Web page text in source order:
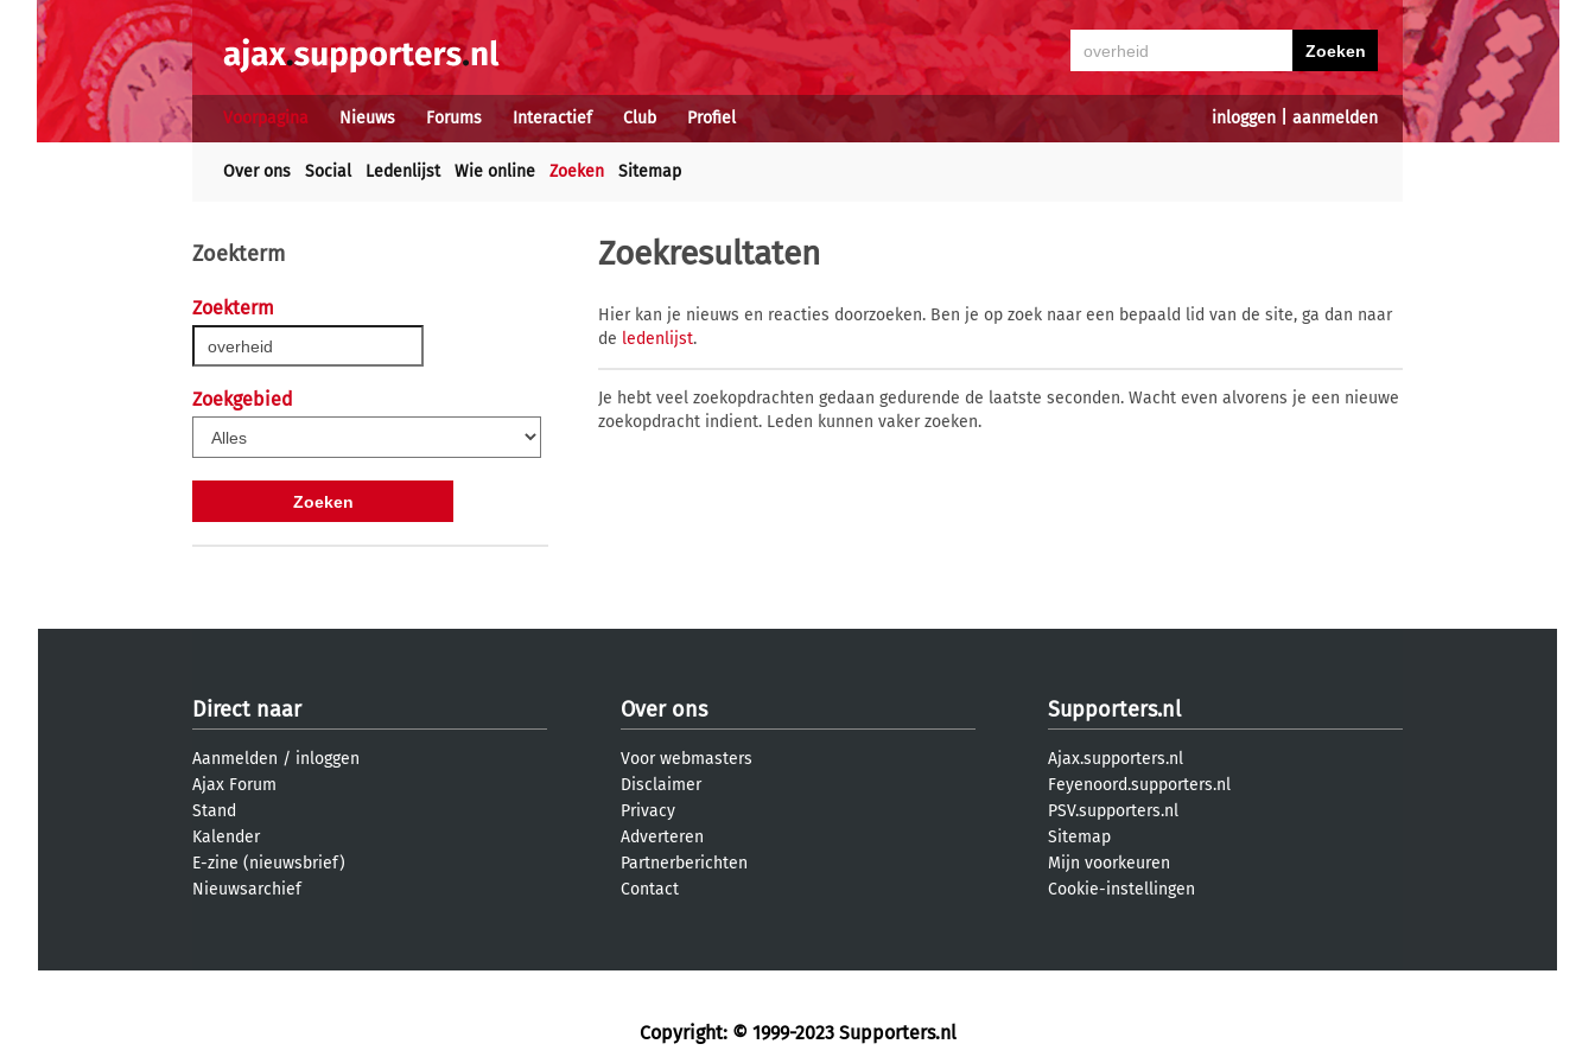
inloggen aanmelden
Voorpagina Nieuws Forums Interactief Club Profiel
Over ons Social Ledenlijst Wie online Zoeken Sitemap
Zoekterm
Zoekterm
Zoekgebied
Zoekresultaten
Hier kan je nieuws en reacties doorzoeken. Ben je op zoek naar een bepaald lid van de site, ga dan naar
de ledenlijst.
Je hebt veel zoekopdrachten gedaan gedurende de laatste seconden. Wacht even alvorens je een nieuwe
zoekopdracht indient. Leden kunnen vaker zoeken.
Direct naar
Aanmelden / inloggen
Ajax Forum
Stand
Kalender
E-zine (nieuwsbrief)
Nieuwsarchief
Over ons
Voor webmasters
Disclaimer
Privacy
Adverteren
Partnerberichten
Contact
Supporters.nl
Ajax.supporters.nl
Feyenoord.supporters.nl
PSV.supporters.nl
Sitemap
Mijn voorkeuren
Cookie-instellingen
Copyright: © 1999-2023 Supporters.nl